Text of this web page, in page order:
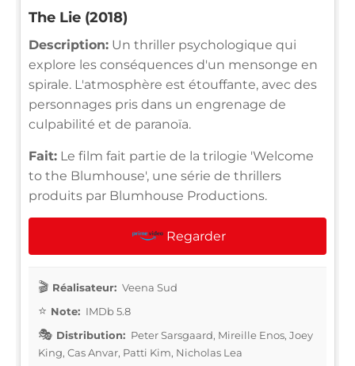
The Lie (2018)
Description: Un thriller psychologique qui
explore les conséquences d'un mensonge en
spirale. L'atmosphère est étouffante, avec des
personnages pris dans un engrenage de
culpabilité et de paranoïa.
Fait: Le film fait partie de la trilogie 'Welcome
to the Blumhouse', une série de thrillers
produits par Blumhouse Productions.
Regarder
Réalisateur: Veena Sud
Note: IMDb 5.8
Distribution: Peter Sarsgaard, Mireille Enos, Joey
King, Cas Anvar, Patti Kim, Nicholas Lea